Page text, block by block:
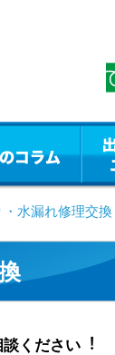
水漏れ修理交換
ください︕